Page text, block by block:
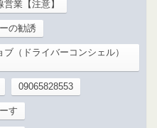
業【注意】
の勧誘
（ドライバーコンシェル）
09065828553
す